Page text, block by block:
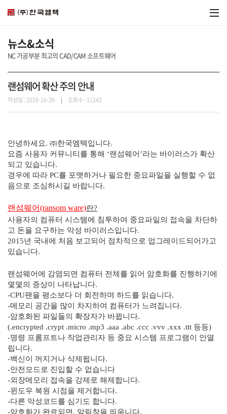
뉴스&소식
NC 가공부분 최고의 CAD/CAM 소프트웨어
랜섬웨어 확산 주의 안내
작성일 : 2019-10-29 조회수 : 11242
안녕하세요. ㈜한국엠텍입니다.
요즘 사용자 커뮤니티를 통해 ‘랜섬웨어 ’라는 바이러스가 확산
되고 있습니다.
경우에 따라 PC를 포맷하거나 필요한 중요파일을 실행할 수 없
음으로 조심하시길 바랍니다.
랜섬웨어(ransom ware)란?
사용자의 컴퓨터 시스템에 침투하여 중요파일의 접속을 차단하
고 돈을 요구하는 악성 바이러스입니다.
2015년 국내에 처음 보고되어 점차적으로 업그레이드되어가고
있습니다.
랜섬웨어에 감염되면 컴퓨터 전체를 읽어 암호화를 진행하기에
몇몇의 증상이 나타납니다.
-CPU팬을 평소보다 더 회전하며 하드를 읽습니다.
-메모리 공간을 많이 차지하여 컴퓨터가 느려집니다.
-암호화된 파일들의 확장자가 바뀝니다.
(.encrypted .crypt .micro .mp3 .aaa .abc .ccc .vvv .xxx .ttt 등등)
-명령 프롬프트나 작업관리자 등 중요 시스템 프로그램이 안열
립니다.
-백신이 꺼지거나 삭제됩니다.
-안전모드로 진입할 수 없습니다
-외장메모리 접속을 강제로 해제합니다.
-윈도우 복원 시점을 제거합니다.
-다른 악성코드를 심기도 합니다.
-암호화가 완료되면 , 알림창을 띄웁니다.